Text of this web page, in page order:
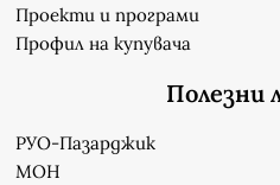
Проекти и програми
Профил на купувача
Полезни
РУО-Пазарджик
МОН